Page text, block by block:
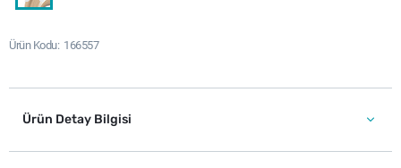
Ürün Kodu 166557
Ürün Detay Bilgisi